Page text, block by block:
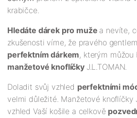
krabičce.
Hledáte dárek pro muže a nevíte,
zkušenosti víme, že pravého
perfektním dárkem, kterým
manžetové knoflíčky J.L.TOMAN.
Doladit svůj vzhled perfektními
velmi důležité. Manžetové knoflíčky
vzhled Vaší košile a celkově